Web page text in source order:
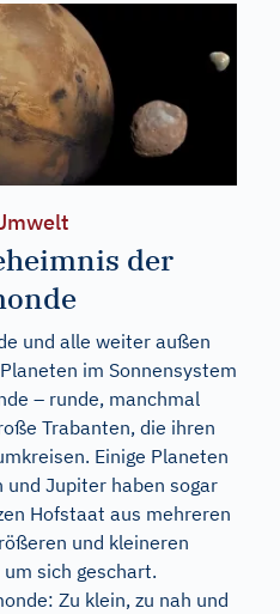
der
und alle weiter außen
im Sonnensystem
– runde, manchmal
Trabanten, die ihren
Einige Planeten
und Jupiter haben sogar
Hofstaat aus mehreren
und kleineren
sich geschart.
Zu klein, zu nah und